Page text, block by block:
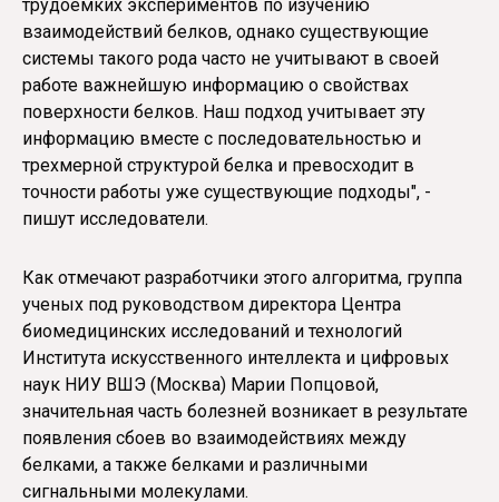
трудоемких экспериментов по изучению
взаимодействий белков, однако существующие
системы такого рода часто не учитывают в своей
работе важнейшую информацию о свойствах
поверхности белков. Наш подход учитывает эту
информацию вместе с последовательностью и
трехмерной структурой белка и превосходит в
точности работы уже существующие подходы", -
пишут исследователи.
Как отмечают разработчики этого алгоритма, группа
ученых под руководством директора Центра
биомедицинских исследований и технологий
Института искусственного интеллекта и цифровых
наук НИУ ВШЭ (Москва) Марии Попцовой,
значительная часть болезней возникает в результате
появления сбоев во взаимодействиях между
белками, а также белками и различными
сигнальными молекулами.